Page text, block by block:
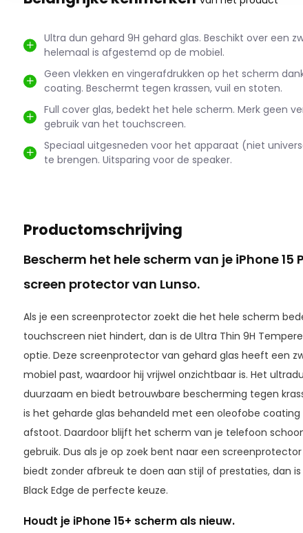
Ultra dun gehard 9H gehard glas. Beschikt over een
helemaal is afgestemd op de mobiel.
Geen vlekken en vingerafdrukken op het scherm
coating. Beschermt tegen krassen, vuil en stoten.
Full cover glas, bedekt het hele scherm. Merk geen
gebruik van het touchscreen.
Speciaal uitgesneden voor het apparaat (niet
te brengen. Uitsparing voor de speaker.
Productomschrijving
Bescherm het hele scherm van je iPhone 15
screen protector van Lunso.
Als je een screenprotector zoekt die het hele scherm
touchscreen niet hindert, dan is de Ultra Thin 9H
optie. Deze screenprotector van gehard glas heeft een
mobiel past, waardoor hij vrijwel onzichtbaar is. Het
duurzaam en biedt betrouwbare bescherming tegen
is het geharde glas behandeld met een oleofobe coating
afstoot. Daardoor blijft het scherm van je telefoon
gebruik. Dus als je op zoek bent naar een
biedt zonder afbreuk te doen aan stijl of prestaties, dan
Black Edge de perfecte keuze.
Houdt je iPhone 15+ scherm als nieuw.